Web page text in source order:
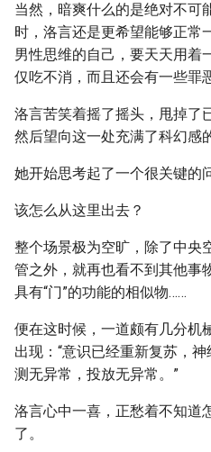
当然，暗爽什么的是绝对不可
时，洛言还是更希望能够正常
男性思维的自己，要天天用着
仅吃不消，而且还会有一些罪
洛言苦笑着摇了摇头，甩掉了
然后望向这一处充满了科幻感
她开始思考起了一个很关键的
该怎么从这里出去？
整个场景极为空旷，除了中央
管之外，就再也看不到其他事
具有“门”的功能的相似物……
便在这时候，一道颇有几分机
出现：“意识已经重新复苏，
测无异常，投放无异常。”
洛言心中一喜，正愁着不知道
了。